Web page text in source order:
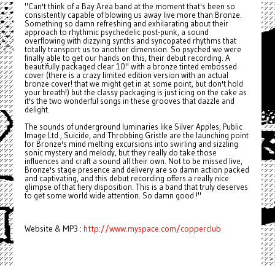
"Can't think of a Bay Area band at the moment that's been so
consistently capable of blowing us away live more than Bronze.
Something so damn refreshing and exhilarating about their
approach to rhythmic psychedelic post-punk, a sound
overflowing with dizzying synths and syncopated rhythms that
totally transport us to another dimension. So psyched we were
finally able to get our hands on this, their debut recording. A
beautifully packaged clear 10" with a bronze tinted embossed
cover (there is a crazy limited edition version with an actual
bronze cover! that we might get in at some point, but don't hold
your breath!) but the classy packaging is just icing on the cake as
it's the two wonderful songs in these grooves that dazzle and
delight.
The sounds of underground luminaries like Silver Apples, Public
Image Ltd., Suicide, and Throbbing Gristle are the launching point
for Bronze's mind melting excursions into swirling and sizzling
sonic mystery and melody, but they really do take those
influences and craft a sound all their own. Not to be missed live,
Bronze's stage presence and delivery are so damn action packed
and captivating, and this debut recording offers a really nice
glimpse of that fiery disposition. This is a band that truly deserves
to get some world wide attention. So damn good !"
Website & MP3 : http://www.myspace.com/copperclub